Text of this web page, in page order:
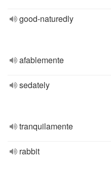
good-naturedly
afablemente
sedately
tranquilamente
rabbit